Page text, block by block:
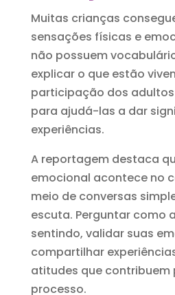
Muitas crianças
sensações físicas e
não possuem
explicar o que estão
participação dos
para ajudá-las a dar
experiências.
A reportagem destaca
emocional acontece no
meio de conversas
escuta. Perguntar como
sentindo, validar suas
compartilhar
atitudes que contribuem
processo.